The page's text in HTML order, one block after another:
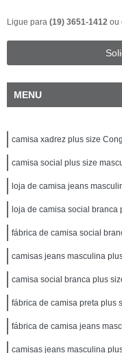
Ligue para (19) 3651-1412 ou
MENU
camisa xadrez plus size
camisa social plus size
loja de camisa jeans
loja de camisa social branca
fábrica de camisa social
camisas jeans masculina
camisa social branca plus
fábrica de camisa preta plus
fábrica de camisa jeans
camisas jeans masculina